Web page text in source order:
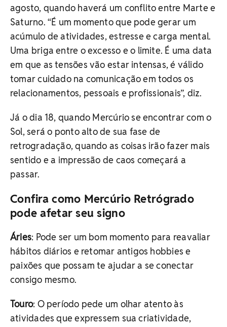
agosto, quando haverá um conflito entre Marte e
Saturno. “É um momento que pode gerar um
acúmulo de atividades, estresse e carga mental.
Uma briga entre o excesso e o limite. É uma data
em que as tensões vão estar intensas, é válido
tomar cuidado na comunicação em todos os
relacionamentos, pessoais e profissionais”, diz.
Já o dia 18, quando Mercúrio se encontrar com o
Sol, será o ponto alto de sua fase de
retrogradação, quando as coisas irão fazer mais
sentido e a impressão de caos começará a
passar.
Confira como Mercúrio Retrógrado
pode afetar seu signo
Áries: Pode ser um bom momento para reavaliar
hábitos diários e retomar antigos hobbies e
paixões que possam te ajudar a se conectar
consigo mesmo.
Touro: O período pede um olhar atento às
atividades que expressem sua criatividade,